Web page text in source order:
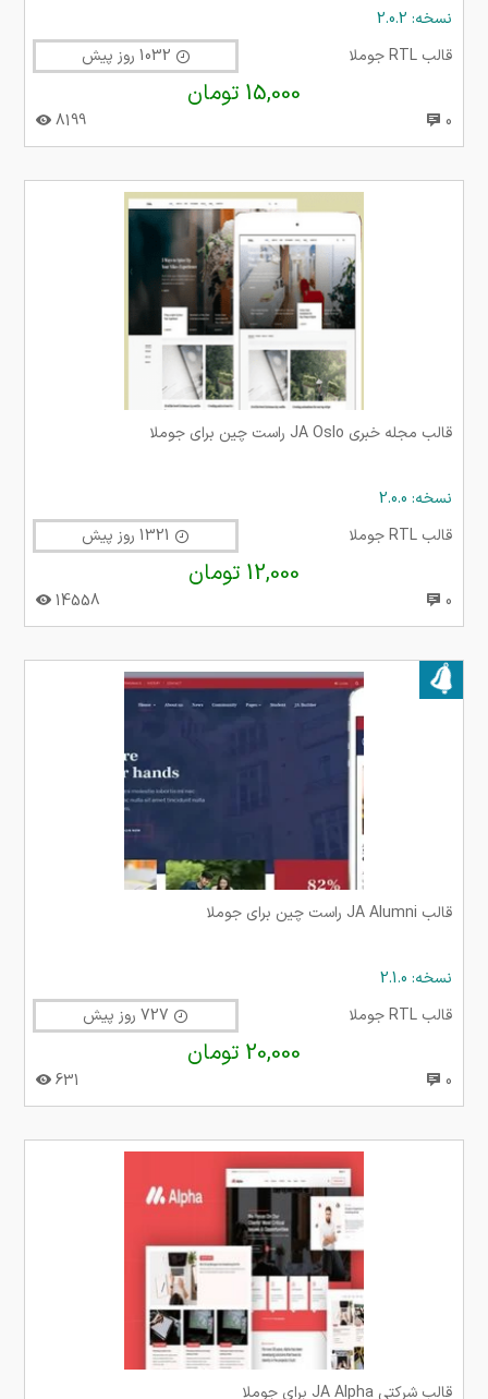
نسخه: 2.0.2
قالب RTL جوملا
15,000 تومان
0
8199
قالب مجله خبری JA Oslo راست چین برای جوملا
نسخه: 2.0.0
قالب RTL جوملا
12,000 تومان
0
14558
بروز شده در ۱۹ مرداد ۱۴۰۳
قالب JA Alumni راست چین برای جوملا
نسخه: 2.1.0
قالب RTL جوملا
20,000 تومان
0
631
قالب شرکتی JA Alpha برای جوملا